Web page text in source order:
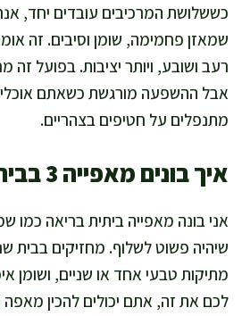
כששלושת המרכיבים עובדים יחד,
שמאזן פחמימה, שומן וסיבים. זה
רעב ושובע, ויותר יציבות. בפועל זה
אבל ההשפעה מורגשת כשאתם
מתנפלים על חטיפים בצהריים.
איך בונים מאפייה 3 בבית
אני בונה מאפייה ביתית בריאה כמו
שיהיה פשוט לשלוף. מחזיקים בבית
מתיקות טבעי אחד או שניים, ושומן
לכם את זה, אתם יכולים להכין